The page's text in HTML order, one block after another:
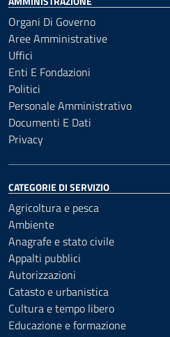
Organi Di Governo
Aree Amministrative
Uffici
Enti E Fondazioni
Politici
Personale Amministrativo
Documenti E Dati
Privacy
CATEGORIE DI SERVIZIO
Agricoltura e pesca
Ambiente
Anagrafe e stato civile
Appalti pubblici
Autorizzazioni
Catasto e urbanistica
Cultura e tempo libero
Educazione e formazione